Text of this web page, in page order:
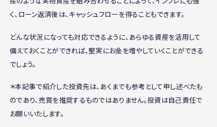
く、ローン返済後は、キャッシュフローを得ることもできます。
どんな状況になっても対応できるように、あらゆる資産を活用して
備えておくことができれば、堅実にお金を増やしていくことができる
でしょう。
＊本記事で紹介した投資先は、あくまでも参考として申し述べたも
のであり、売買を推奨するものではありません。投資は自己責任で
お願いいたします。